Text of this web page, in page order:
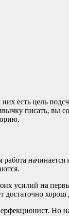
есть цель
писать, вы
усилий на
достаточно хорош
Но